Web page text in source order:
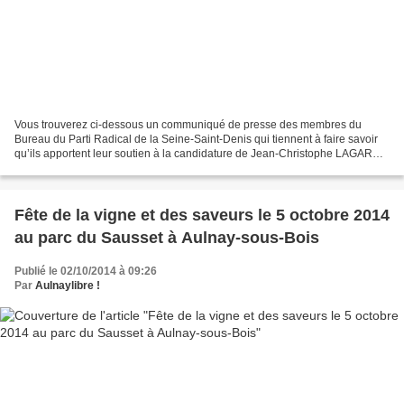
Vous trouverez ci-dessous un communiqué de presse des membres du
Bureau du Parti Radical de la Seine-Saint-Denis qui tiennent à faire savoir
qu’ils apportent leur soutien à la candidature de Jean-Christophe LAGARDE
Fête de la vigne et des saveurs le 5 octobre 2014
au parc du Sausset à Aulnay-sous-Bois
Publié le 02/10/2014 à 09:26
Par Aulnaylibre !